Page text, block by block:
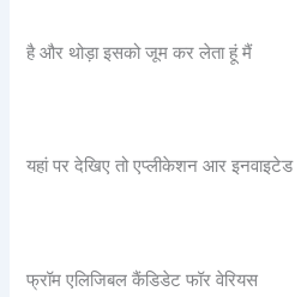
है और थोड़ा इसको जूम कर लेता हूं मैं
यहां पर देखिए तो एप्लीकेशन आर इनवाइटेड
फ्रॉम एलिजिबल कैंडिडेट फॉर वेरियस